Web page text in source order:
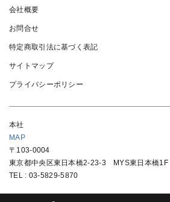
会社概要
お問合せ
特定商取引法に基づく表記
サイトマップ
プライバシーポリシー
本社
MAP
〒103-0004
東京都中央区東日本橋2-23-3 MYS東日本橋1F
TEL : 03-5829-5870